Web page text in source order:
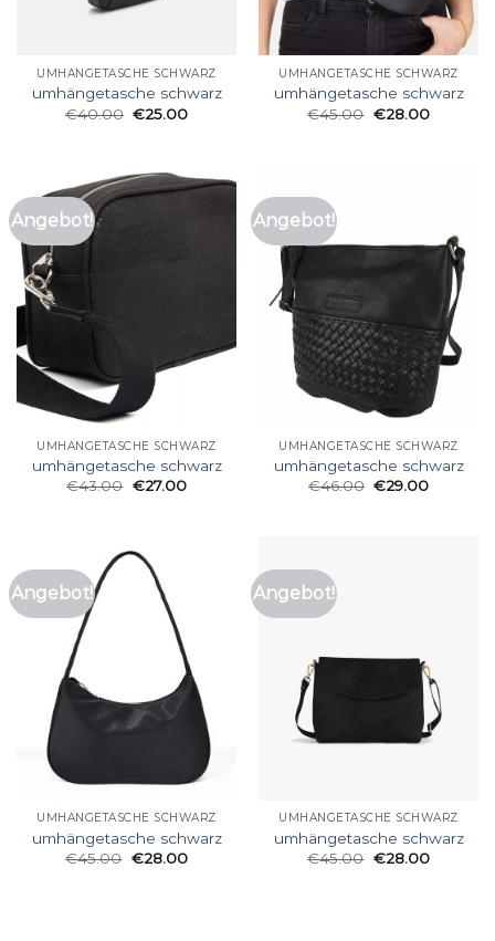
UMHÄNGETASCHE SCHWARZ
umhängetasche schwarz
€40.00 €25.00
UMHÄNGETASCHE SCHWARZ
umhängetasche schwarz
€45.00 €28.00
Angebot!
UMHÄNGETASCHE SCHWARZ
umhängetasche schwarz
€43.00 €27.00
Angebot!
UMHÄNGETASCHE SCHWARZ
umhängetasche schwarz
€46.00 €29.00
Angebot!
UMHÄNGETASCHE SCHWARZ
umhängetasche schwarz
€45.00 €28.00
Angebot!
UMHÄNGETASCHE SCHWARZ
umhängetasche schwarz
€45.00 €28.00